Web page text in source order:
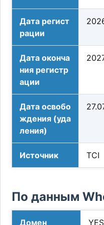
Дата регист
рации
Дата оконча
ния регистр
ации
Дата освобо
ждения (уда
ления)
Источник TCI
По данным
Домен